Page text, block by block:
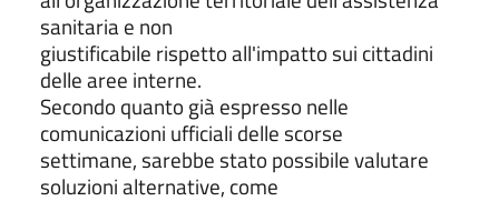
sanitaria e non
giustificabile rispetto all'impatto sui cittadini
delle aree interne.
Secondo quanto già espresso nelle
comunicazioni ufficiali delle scorse
settimane, sarebbe stato possibile valutare
soluzioni alternative, come